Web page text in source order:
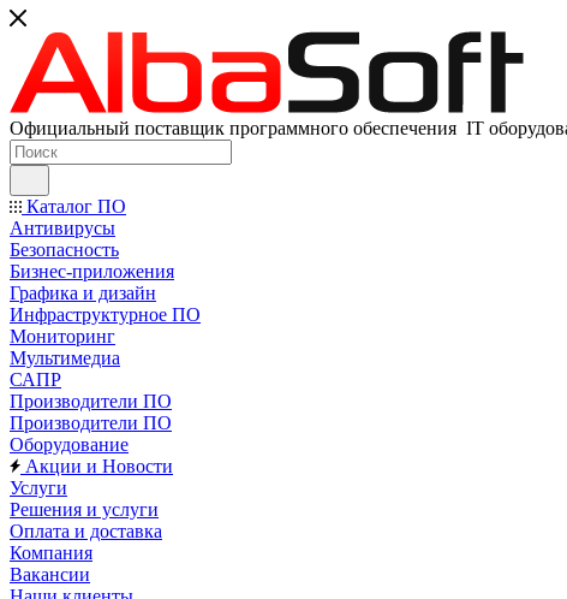
Официальный поставщик программного обеспечения IT
Каталог ПО
Антивирусы
Безопасность
Бизнес-приложения
Графика и дизайн
Инфраструктурное ПО
Мониторинг
Мультимедиа
САПР
Производители ПО
Производители ПО
Оборудование
Акции и Новости
Услуги
Решения и услуги
Оплата и доставка
Компания
Вакансии